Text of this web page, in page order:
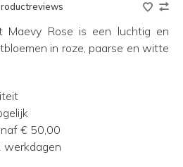
Maevy Rose is een luchtig en
in roze, paarse en witte
€ 50,00
werkdagen